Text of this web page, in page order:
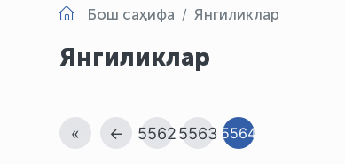
Бош саҳифа Янгиликлар
Янгиликлар
« ← 55625563 5564